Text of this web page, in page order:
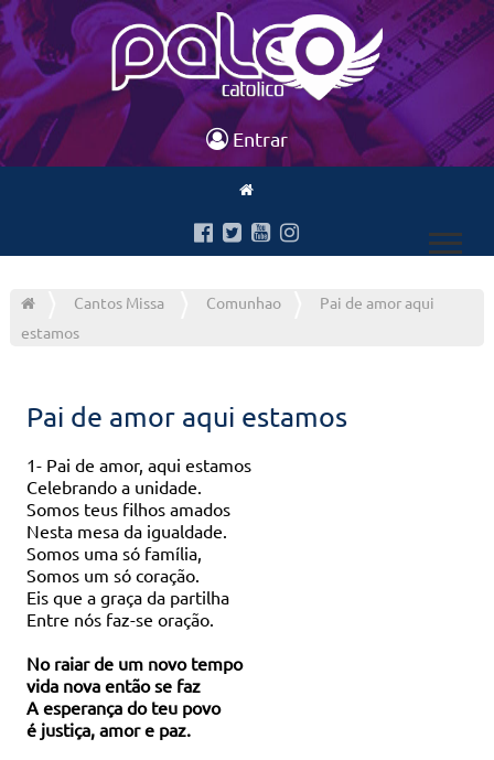
Entrar
Cantos Missa Comunhao
Pai de amor aqui
estamos
Pai de amor aqui estamos
1- Pai de amor, aqui estamos
Celebrando a unidade.
Somos teus filhos amados
Nesta mesa da igualdade.
Somos uma só família,
Somos um só coração.
Eis que a graça da partilha
Entre nós faz-se oração.
No raiar de um novo tempo
vida nova então se faz
A esperança do teu povo
é justiça, amor e paz.